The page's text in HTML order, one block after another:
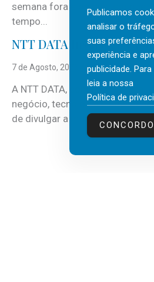
semana fora e os dias em que a
tempo...
NTT DATA Insurtech
7 de Agosto, 2026
A NTT DATA, consultora global
negócio, tecnologia e
de divulgar a mais recente...
Publicamos
analisar o
suas
experiência e
publicidade.
leia a nossa
Política de
CONCORDO